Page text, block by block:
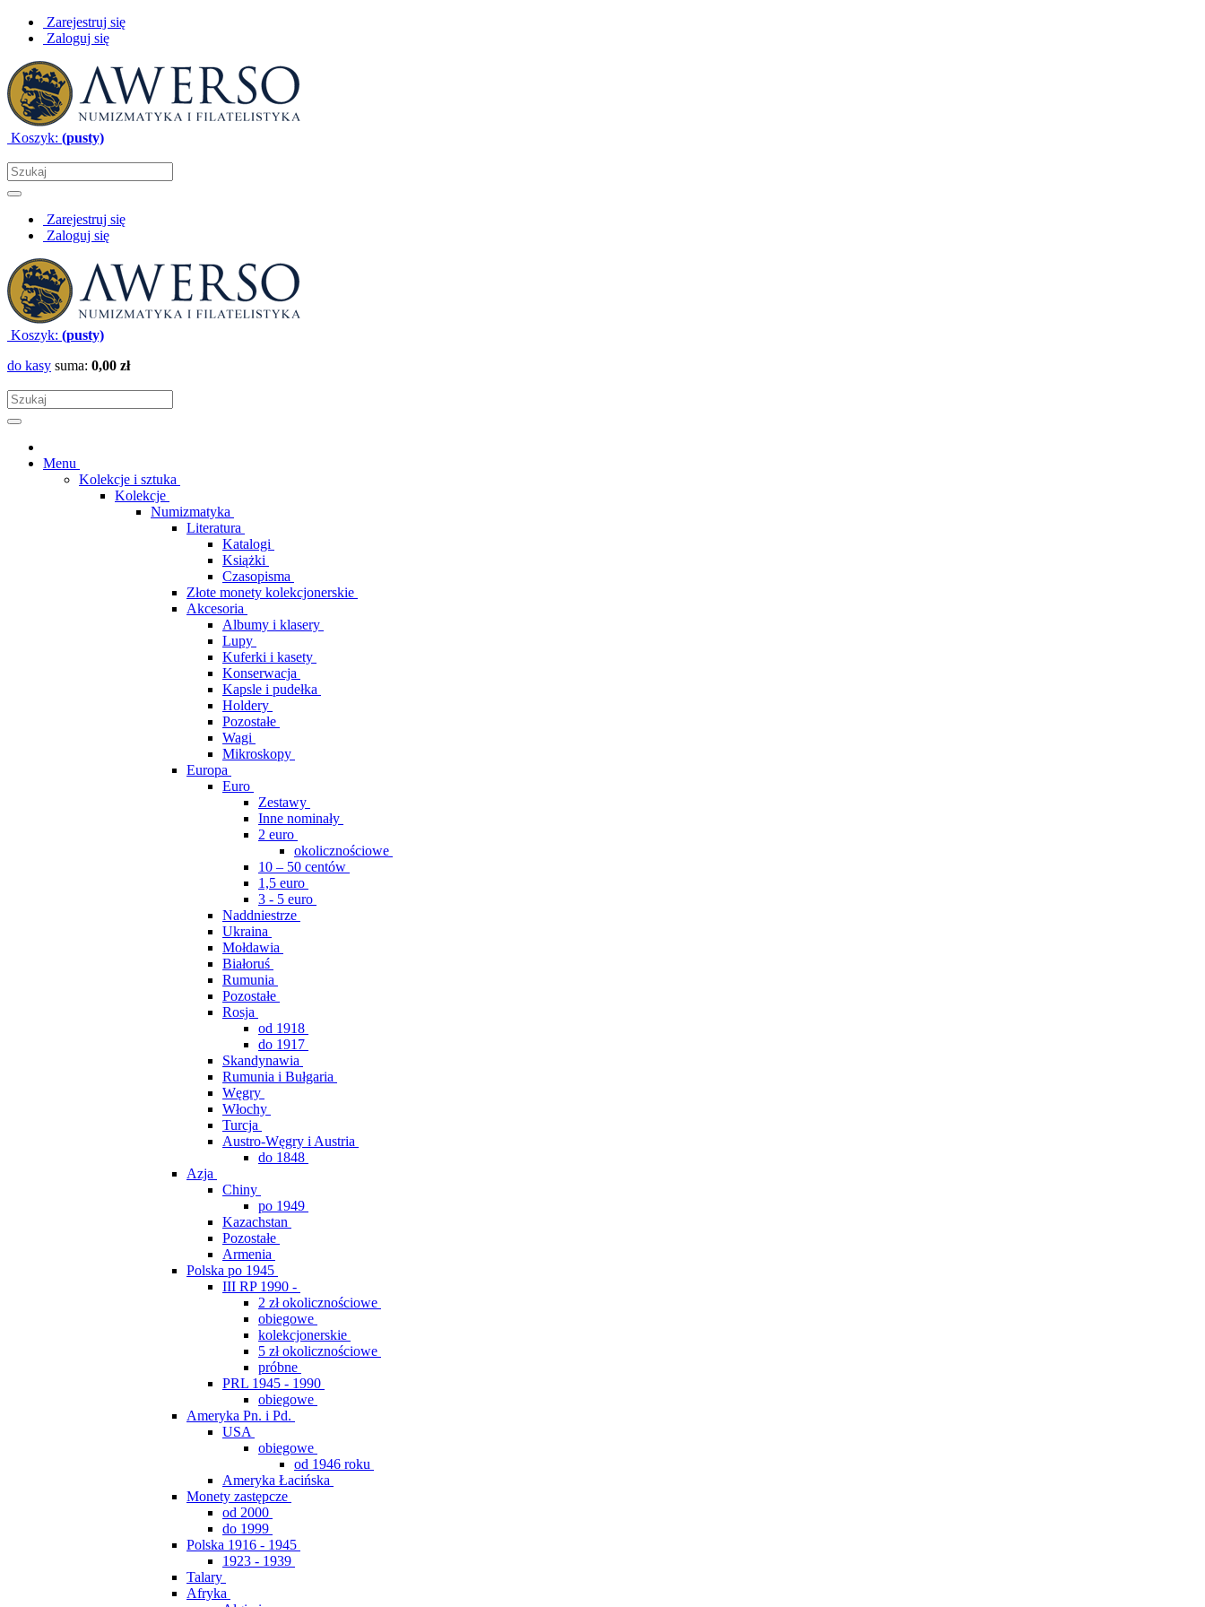
Zarejestruj się
Zaloguj się
Koszyk: (pusty)
Zarejestruj się
Zaloguj się
Koszyk: (pusty)
do kasy suma: 0,00 zł
Menu
Kolekcje i sztuka
Kolekcje
Numizmatyka
Literatura
Katalogi
Książki
Czasopisma
Złote monety kolekcjonerskie
Akcesoria
Albumy i klasery
Lupy
Kuferki i kasety
Konserwacja
Kapsle i pudełka
Holdery
Pozostałe
Wagi
Mikroskopy
Europa
Euro
Zestawy
Inne nominały
2 euro
okolicznościowe
10 – 50 centów
1,5 euro
3 - 5 euro
Naddniestrze
Ukraina
Mołdawia
Białoruś
Rumunia
Pozostałe
Rosja
od 1918
do 1917
Skandynawia
Rumunia i Bułgaria
Węgry
Włochy
Turcja
Austro-Węgry i Austria
do 1848
Azja
Chiny
po 1949
Kazachstan
Pozostałe
Armenia
Polska po 1945
III RP 1990 -
2 zł okolicznościowe
obiegowe
kolekcjonerskie
5 zł okolicznościowe
próbne
PRL 1945 - 1990
obiegowe
Ameryka Pn. i Pd.
USA
obiegowe
od 1946 roku
Ameryka Łacińska
Monety zastępcze
od 2000
do 1999
Polska 1916 - 1945
1923 - 1939
Talary
Afryka